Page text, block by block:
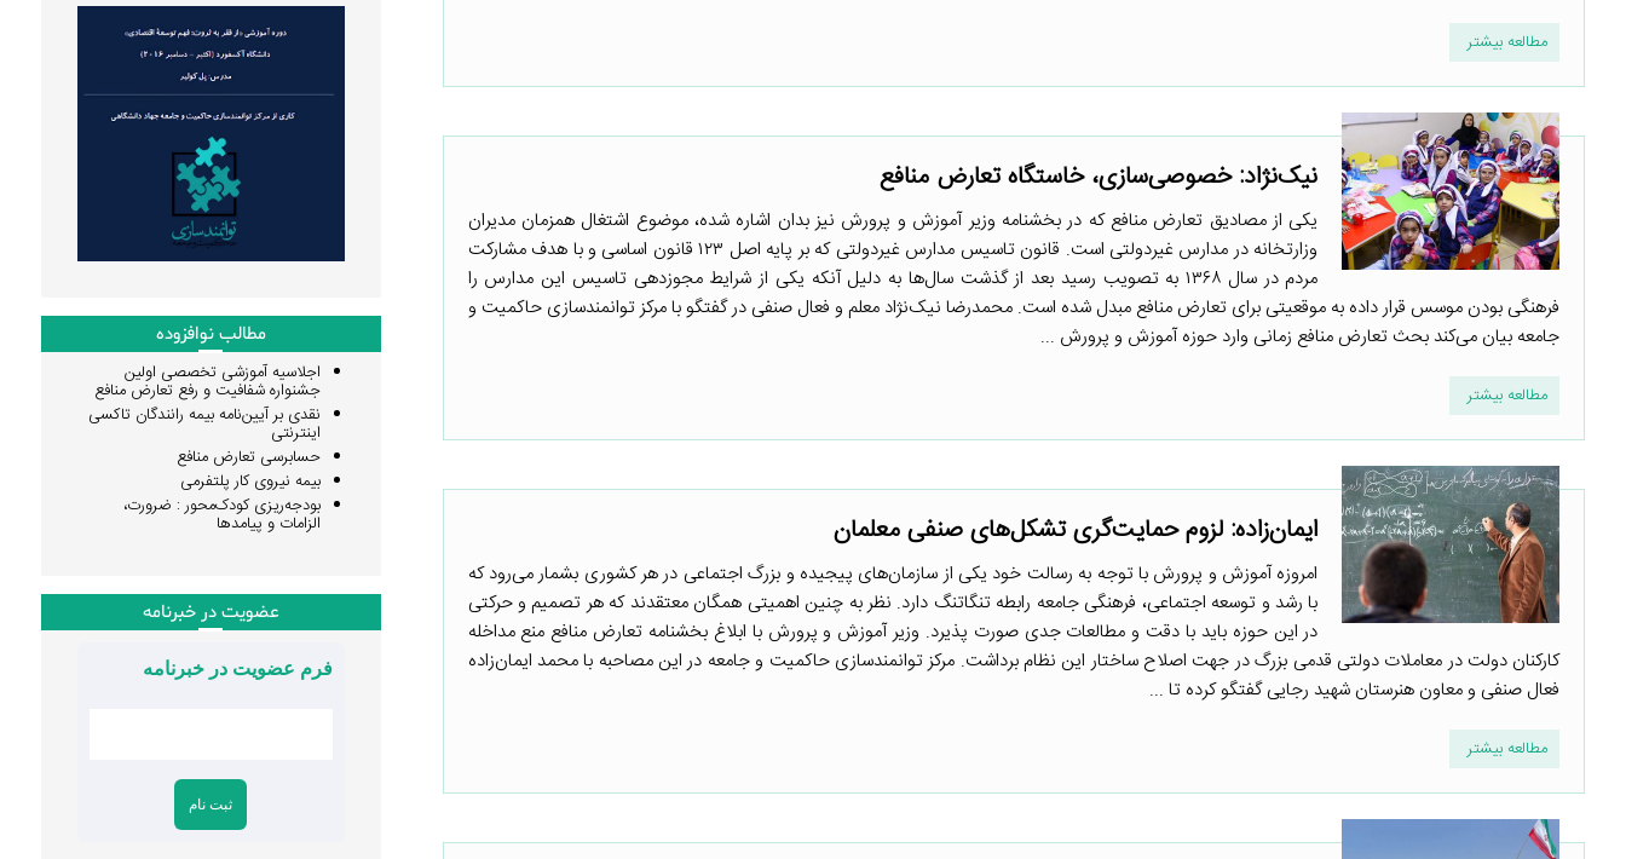
مطالعه بیشتر
نیک‌نژاد: خصوصی‌سازی، خاستگاه تعارض منافع
یکی از مصادیق تعارض منافع که در بخشنامه وزیر آموزش و پرورش نیز بدان اشاره شده، موضوع اشتغال همزمان مدیران
وزارتخانه در مدارس غیردولتی است. قانون تاسیس مدارس غیردولتی که بر پایه اصل ۱۲۳ قانون اساسی و با هدف مشارکت
مردم در سال ۱۳۶۸ به تصویب رسید بعد از گذشت سال‌ها به دلیل آنکه یکی از شرایط مجوزدهی تاسیس این مدارس را
فرهنگی بودن موسس قرار داده به موقعیتی برای تعارض منافع مبدل شده است. محمدرضا نیک‌نژاد معلم و فعال صنفی در گفتگو با مرکز توانمندسازی حاکمیت و
جامعه بیان می‌کند بحث تعارض منافع زمانی وارد حوزه آموزش و پرورش ...
مطالعه بیشتر
ایمان‌زاده: لزوم حمایت‌گری تشکل‌های صنفی معلمان
امروزه آموزش و پرورش با توجه به رسالت خود یکی از سازمان‌های پیجیده و بزرگ اجتماعی در هر کشوری بشمار می‌رود که
با رشد و توسعه اجتماعی، فرهنگی جامعه رابطه تنگاتنگ دارد. نظر به چنین اهمیتی همگان معتقدند که هر تصمیم و حرکتی
در این حوزه باید با دقت و مطالعات جدی صورت پذیرد. وزیر آموزش و پرورش با ابلاغ بخشنامه تعارض منافع منع مداخله
کارکنان دولت در معاملات دولتی قدمی بزرگ در جهت اصلاح ساختار این نظام برداشت. مرکز توانمندسازی حاکمیت و جامعه در این مصاحبه با محمد ایمان‌زاده
فعال صنفی و معاون هنرستان شهید رجایی گفتگو کرده تا ...
مطالعه بیشتر
مطالب نوافزوده
اجلاسیه آموزشی تخصصی اولین
جشنواره شفافیت و رفع تعارض منافع
نقدی بر آیین‌نامه بیمه رانندگان تاکسی
اینترنتی
حسابرسی تعارض منافع
بیمه نیروی کار پلتفرمی
بودجه‌ریزی کودک‌محور : ضرورت،
الزامات و پیامدها
عضویت در خبرنامه
فرم عضویت در خبرنامه